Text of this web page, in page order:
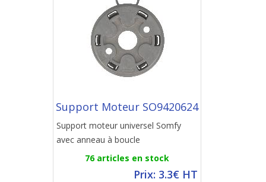
Support Moteur SO9420624
Support moteur universel Somfy
avec anneau à boucle
76 articles en stock
Prix: 3.3€ HT